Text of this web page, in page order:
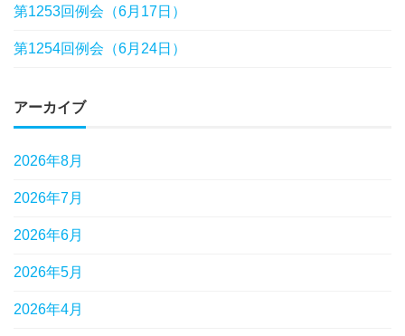
第1253回例会（6月17日）
第1254回例会（6月24日）
アーカイブ
2026年8月
2026年7月
2026年6月
2026年5月
2026年4月